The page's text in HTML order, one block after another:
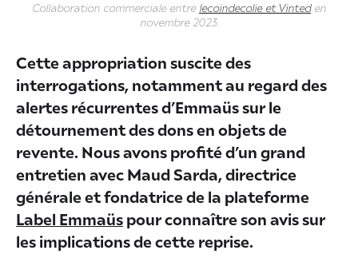
Collaboration commerciale entre lecoindecolie et Vinteden
novembre 2023.
Cette appropriation suscite des
interrogations, notamment au regard des
alertes récurrentes d’Emmaüs sur le
détournement des dons en objets de
revente. Nous avons profité d’un grand
entretien avec Maud Sarda, directrice
générale et fondatrice de la plateforme
Label Emmaüs pour connaître son avis sur
les implications de cette reprise.